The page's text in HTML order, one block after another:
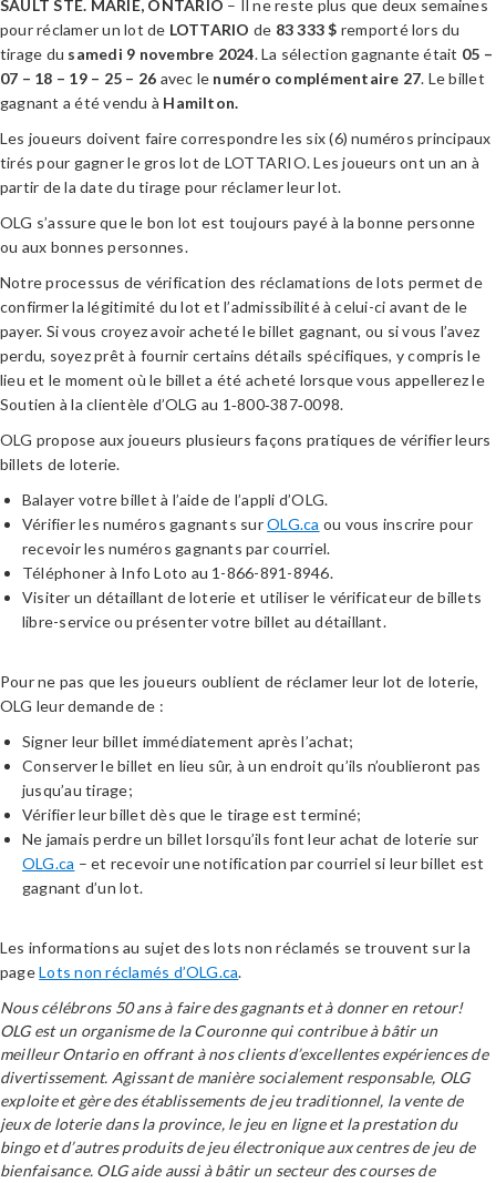
SAULT STE. MARIE, ONTARIO – Il ne reste plus que deux semaines
pour réclamer un lot de LOTTARIO de 83 333$ remporté lors du
tirage du samedi 9 novembre 2024. La sélection gagnante était 05 –
07 – 18 – 19 – 25 – 26 avec le numéro complémentaire 27. Le billet
gagnant a été vendu à Hamilton.
Les joueurs doivent faire correspondre les six (6) numéros principaux
tirés pour gagner le gros lot de LOTTARIO. Les joueurs ont un an à
partir de la date du tirage pour réclamer leur lot.
OLG s’assure que le bon lot est toujours payé à la bonne personne
ou aux bonnes personnes.
Notre processus de vérification des réclamations de lots permet de
confirmer la légitimité du lot et l’admissibilité à celui-ci avant de le
payer. Si vous croyez avoir acheté le billet gagnant, ou si vous l’avez
perdu, soyez prêt à fournir certains détails spécifiques, y compris le
lieu et le moment où le billet a été acheté lorsque vous appellerez le
Soutien à la clientèle d’OLG au 1‑800‑387‑0098.
OLG propose aux joueurs plusieurs façons pratiques de vérifier leurs
billets de loterie.
Balayer votre billet à l’aide de l’appli d’OLG.
Vérifier les numéros gagnants surOLG.ca ou vous inscrire pour
recevoir les numéros gagnants par courriel.
Téléphoner à Info Loto au 1-866-891-8946.
Visiter un détaillant de loterie et utiliser le vérificateur de billets
libre-service ou présenter votre billet au détaillant.
Pour ne pas que les joueurs oublient de réclamer leur lot de loterie,
OLG leur demande de :
Signer leur billet immédiatement après l’achat;
Conserver le billet en lieu sûr, à un endroit qu’ils n’oublieront pas
jusqu’au tirage;
Vérifier leur billet dès que le tirage est terminé;
Ne jamais perdre un billet lorsqu’ils font leur achat de loterie sur
OLG.ca – et recevoir une notification par courriel si leur billet est
gagnant d’un lot.
Les informations au sujet des lots non réclamés se trouvent sur la
pageLots non réclamés d’OLG.ca.
Nous célébrons 50 ans à faire des gagnants et à donner en retour!
OLG est un organisme de la Couronne qui contribue à bâtir un
meilleur Ontario en offrant à nos clients d’excellentes expériences de
divertissement. Agissant de manière socialement responsable, OLG
exploite et gère des établissements de jeu traditionnel, la vente de
jeux de loterie dans la province, le jeu en ligne et la prestation du
bingo et d’autres produits de jeu électronique aux centres de jeu de
bienfaisance. OLG aide aussi à bâtir un secteur des courses de